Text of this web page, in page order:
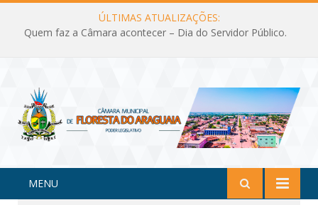
ÚLTIMAS ATUALIZAÇÕES:
Quem faz a Câmara acontecer – Dia do Servidor Público.
MENU